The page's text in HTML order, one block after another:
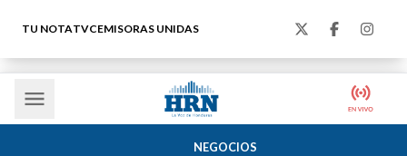
TU NOTATVCEMISORAS UNIDAS
NEGOCIOS